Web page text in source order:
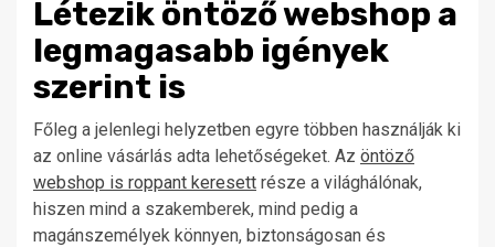
Létezik öntöző webshop a
legmagasabb igények
szerint is
Főleg a jelenlegi helyzetben egyre többen használják ki
az online vásárlás adta lehetőségeket. Az öntöző
webshop is roppant keresett része a világhálónak,
hiszen mind a szakemberek, mind pedig a
magánszemélyek könnyen, biztonságosan és